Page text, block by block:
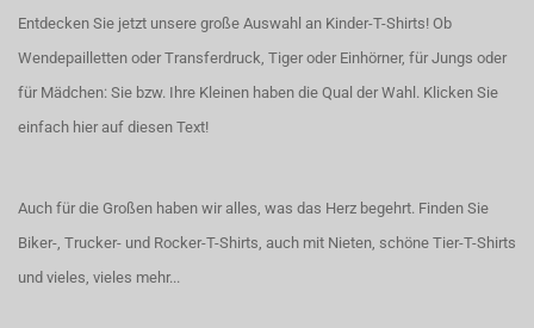
Entdecken Sie jetzt unsere große Auswahl an Kinder-T-Shirts! Ob
Wendepailletten oder Transferdruck, Tiger oder Einhörner, für Jungs oder
für Mädchen: Sie bzw. Ihre Kleinen haben die Qual der Wahl. Klicken Sie
einfach hier auf diesen Text!
Auch für die Großen haben wir alles, was das Herz begehrt. Finden Sie
Biker-, Trucker- und Rocker-T-Shirts, auch mit Nieten, schöne Tier-T-Shirts
und vieles, vieles mehr...